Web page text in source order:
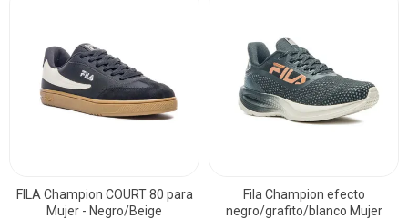
FILA Champion COURT 80 para
Mujer - Negro/Beige
Fila Champion efecto
negro/grafito/blanco Mujer